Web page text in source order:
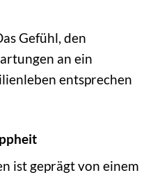
Gefühl, den
an ein
entsprechen
ist geprägt von einem